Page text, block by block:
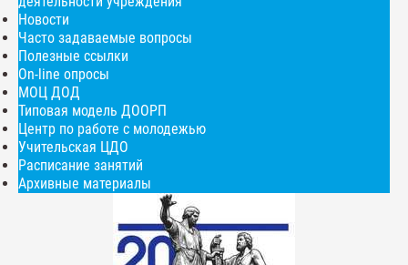
Новости
Часто задаваемые вопросы
Полезные ссылки
On-line опросы
МОЦ ДОД
Типовая модель ДООРП
Центр по работе с молодежью
Учительская ЦДО
Расписание занятий
Архивные материалы